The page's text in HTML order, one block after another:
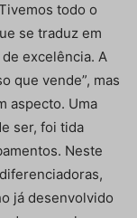
todo o
se traduz em
excelência. A
que vende”, mas
aspecto. Uma
ser, foi tida
Neste
já desenvolvido